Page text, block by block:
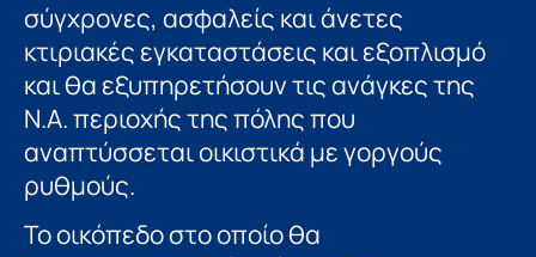
σύγχρονες, ασφαλείς και άνετες
κτιριακές εγκαταστάσεις και εξοπλισμό
και θα εξυπηρετήσουν τις ανάγκες της
Ν.Α. περιοχής της πόλης που
αναπτύσσεται οικιστικά με γοργούς
ρυθμούς.
Το οικόπεδο στο οποίο θα